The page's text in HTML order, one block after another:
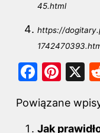
45.html
https://
F
c
e
Pi
er
e
X
Powiązane
Jak